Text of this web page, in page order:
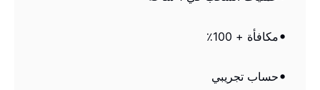
مكافأة + 100٪
حساب تجريبي